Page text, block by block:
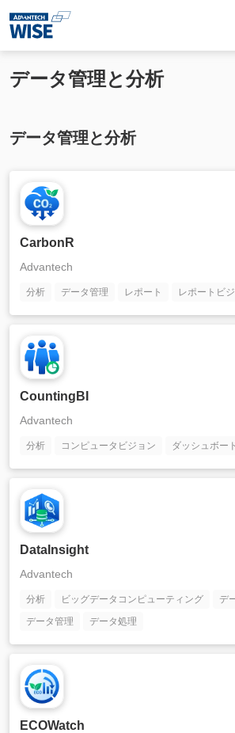
データ管理と分析
データ管理と分析
CarbonR
Advantech
分析 データ管理 レポート レポートビ
CountingBI
Advantech
分析 コンピュータビジョン ダッシュボー
DataInsight
Advantech
分析 ビッグデータコンピューティング
デ
データ管理
データ処理
ECOWatch